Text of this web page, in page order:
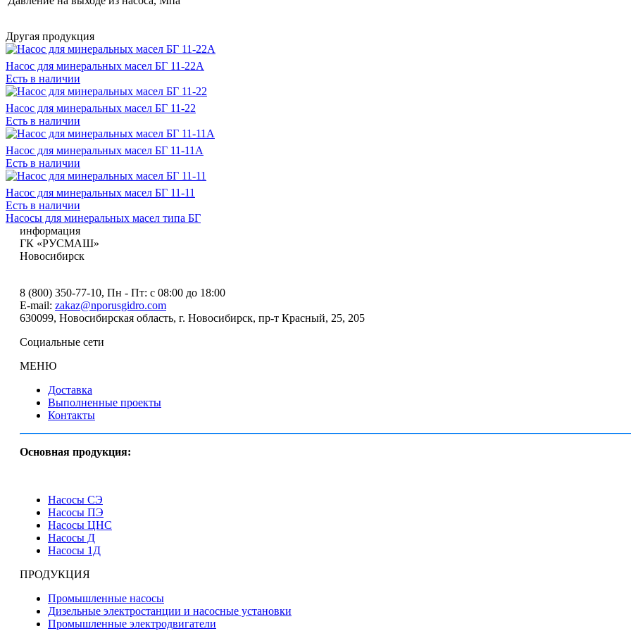
Другая продукция
Насос для минеральных масел БГ 11-22А
Есть в наличии
Насос для минеральных масел БГ 11-22
Есть в наличии
Насос для минеральных масел БГ 11-11А
Есть в наличии
Насос для минеральных масел БГ 11-11
Есть в наличии
Насосы для минеральных масел типа БГ
информация
ГК «РУСМАШ»
Новосибирск
8 (800) 350-77-10, Пн - Пт: с 08:00 до 18:00
E-mail: zakaz@nporusgidro.com
630099, Новосибирская область, г. Новосибирск, пр-т Красный, 25, 205
Социальные сети
МЕНЮ
Доставка
Выполненные проекты
Контакты
Основная продукция:
Насосы СЭ
Насосы ПЭ
Насосы ЦНС
Насосы Д
Насосы 1Д
ПРОДУКЦИЯ
Промышленные насосы
Дизельные электростанции и насосные установки
Промышленные электродвигатели